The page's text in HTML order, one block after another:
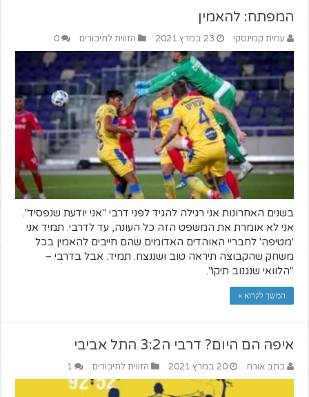
המפתח: להאמין
עמית קמינסקי 23 במרץ 2021 הזווית לחיבורים 0
בשנים האחרונות אני רגילה להגיד לפני דרבי "אני יודעת שנפסיד".
אני לא אומרת את המשפט הזה כל העונה, עד לדרבי. תמיד אני
'מטיפה' לחבריי האוהדים האדומים שהם חייבים להאמין בכל
משחק שהקבוצה תיראה טוב ושננצח. תמיד. אבל בדרבי –
"הלוואי שנגנוב תיקו".
המשך לקרוא »
איפה הם היום? דרבי ה3:2 התל אביבי
כתב אורח 20 במרץ 2021 הזווית לחיבורים 1